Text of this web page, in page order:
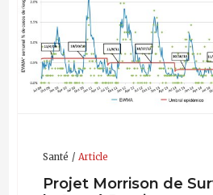
Santé Article
Projet Morrison de